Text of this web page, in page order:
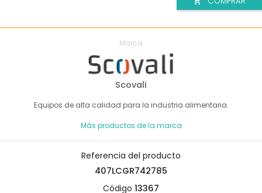
Marca
Scovali
Equipos de alta calidad para la industria alimentaria.
Más productos de la marca
Referencia del producto
407LCGR742785
Código 13367